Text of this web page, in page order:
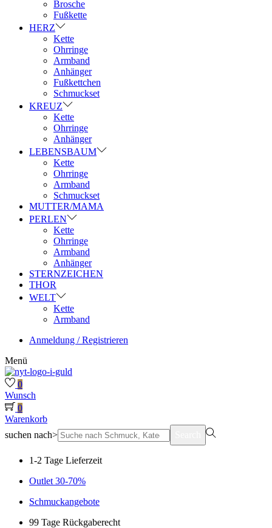
Brosche
Fußkette
HERZ
Kette
Ohrringe
Armband
Anhänger
Fußkettchen
Schmuckset
KREUZ
Kette
Ohrringe
Anhänger
LEBENSBAUM
Kette
Ohrringe
Armband
Schmuckset
MUTTER/MAMA
PERLEN
Kette
Ohrringe
Armband
Anhänger
STERNZEICHEN
THOR
WELT
Kette
Armband
Anmeldung / Registrieren
Menü
0
Wunsch
0
Warenkorb
suchen nach>
1-2 Tage Lieferzeit
Outlet 30-70%
Schmuckangebote
99 Tage Rückgaberecht